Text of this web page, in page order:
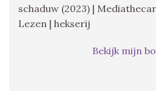
schaduw (2023) |
Lezen | hekserij
Bekijk mijn